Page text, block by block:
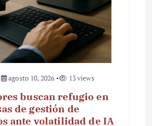
agosto 10, 2026 13 views
buscan refugio en
de gestión de
ante volatilidad de IA